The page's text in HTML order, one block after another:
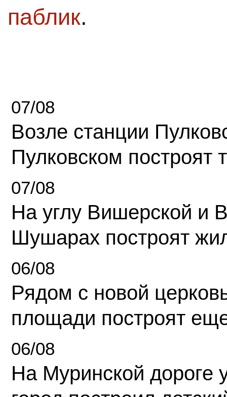
паблик.
07/08
Возле станции
Пулковском построят
07/08
На углу Вишерской и
Шушарах построят
06/08
Рядом с новой
площади построят
06/08
На Муринской дороге